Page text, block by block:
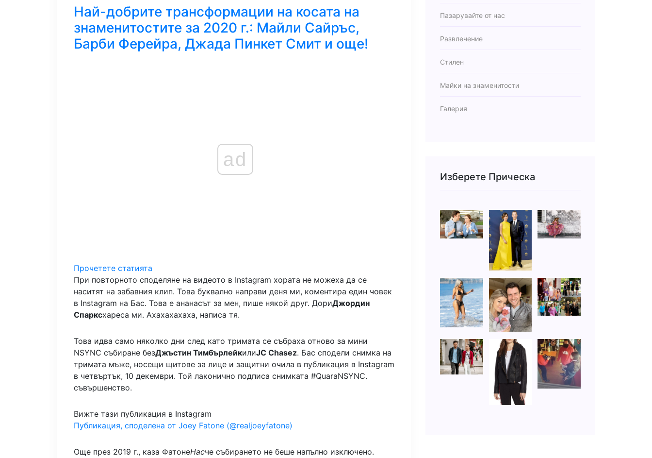
Най-добрите трансформации на косата на
знаменитостите за 2020 г.: Майли Сайръс,
Барби Ферейра, Джада Пинкет Смит и още!
ad
Прочетете статията
При повторното споделяне на видеото в Instagram хората не можеха да се
наситят на забавния клип. Това буквално направи деня ми, коментира един човек
в Instagram на Бас. Това е ананасът за мен, пише някой друг. ДориДжордин
Спарксхареса ми. Ахахахахаха, написа тя.
Това идва само няколко дни след като тримата се събраха отново за мини
NSYNC събиране безДжъстин ТимбърлейкилиJC Chasez. Бас сподели снимка на
тримата мъже, носещи щитове за лице и защитни очила в публикация в Instagram
в четвъртък, 10 декември. Той лаконично подписа снимката #QuaraNSYNC.
съвършенство.
Вижте тази публикация в Instagram
Публикация, споделена от Joey Fatone (@realjoeyfatone)
Още през 2019 г., каза ФатонеНасче събирането не беше напълно изключено.
Пазарувайте от нас
Развлечение
Стилен
Майки на знаменитости
Галерия
Изберете Прическа